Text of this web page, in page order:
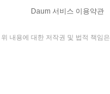
Daum 서비스 이용약관
위 내용에 대한 저작권 및 법적 책임